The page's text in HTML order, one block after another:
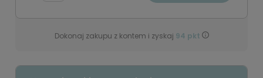
Dokonaj zakupu z kontem i zyskaj 94 pkt